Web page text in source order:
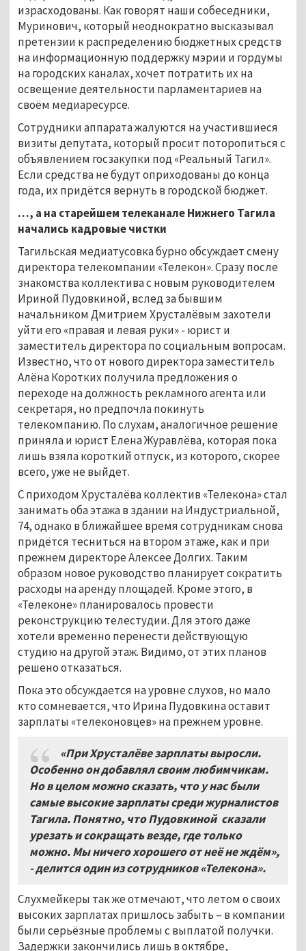
израсходованы. Как говорят наши собеседники,
Муринович, который неоднократно высказывал
претензии к распределению бюджетных средств
на информационную поддержку мэрии и гордумы
на городских каналах, хочет потратить их на
освещение деятельности парламентариев на
своём медиаресурсе.
Сотрудники аппарата жалуются на участившиеся
визиты депутата, который просит поторопиться с
объявлением госзакупки под «Реальный Тагил».
Если средства не будут оприходованы до конца
года, их придётся вернуть в городской бюджет.
…, а на старейшем телеканале Нижнего Тагила
начались кадровые чистки
Тагильская медиатусовка бурно обсуждает смену
директора телекомпании «Телекон». Сразу после
знакомства коллектива с новым руководителем
Ириной Пудовкиной, вслед за бывшим
начальником Дмитрием Хрусталёвым захотели
уйти его «правая и левая руки» - юрист и
заместитель директора по социальным вопросам.
Известно, что от нового директора заместитель
Алёна Коротких получила предложения о
переходе на должность рекламного агента или
секретаря, но предпочла покинуть
телекомпанию. По слухам, аналогичное решение
приняла и юрист Елена Журавлёва, которая пока
лишь взяла короткий отпуск, из которого, скорее
всего, уже не выйдет.
С приходом Хрусталёва коллектив «Телекона» стал
занимать оба этажа в здании на Индустриальной,
74, однако в ближайшее время сотрудникам снова
придётся тесниться на втором этаже, как и при
прежнем директоре Алексее Долгих. Таким
образом новое руководство планирует сократить
расходы на аренду площадей. Кроме этого, в
«Телеконе» планировалось провести
реконструкцию телестудии. Для этого даже
хотели временно перенести действующую
студию на другой этаж. Видимо, от этих планов
решено отказаться.
Пока это обсуждается на уровне слухов, но мало
кто сомневается, что Ирина Пудовкина оставит
зарплаты «телеконовцев» на прежнем уровне.
«При Хрусталёве зарплаты выросли.
Особенно он добавлял своим любимчикам.
Но в целом можно сказать, что у нас были
самые высокие зарплаты среди журналистов
Тагила. Понятно, что Пудовкиной сказали
урезать и сокращать везде, где только
можно. Мы ничего хорошего от неё не ждём»,
- делится один из сотрудников «Телекона».
Слухмейкеры так же отмечают, что летом о своих
высоких зарплатах пришлось забыть – в компании
были серьёзные проблемы с выплатой получки.
Задержки закончились лишь в октябре,